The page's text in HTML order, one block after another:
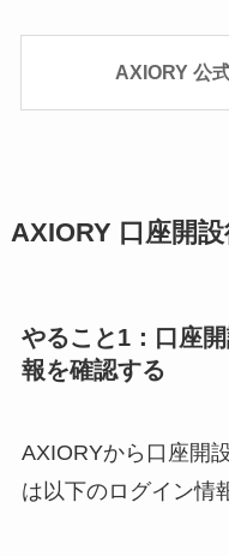
AXIORY 公
AXIORY 口座開
やること1：口座
報を確認する
AXIORYから口座開
は以下のログイン情